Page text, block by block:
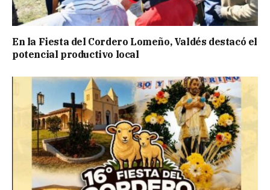
En la Fiesta del Cordero Lomeño, Valdés destacó el
potencial productivo local